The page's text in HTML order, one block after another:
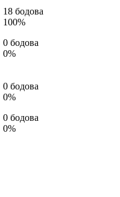
18 бодова
100%
0 бодова
0%
0 бодова
0%
0 бодова
0%